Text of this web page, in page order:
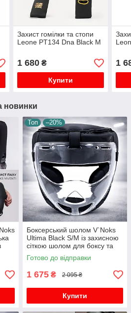
Захист гомілки та стопи
Leone PT134 Dna Black M
1 680₴
Купити
1
новинки
Топ –20%
Боксерський шолом V`Noks
Ultima Black S/M із захисною
сіткою шолом для боксу та
єдиноборств 3L синтетична
шкіра
Готово до відправки
1 675 ₴ 2 095 ₴
Купити